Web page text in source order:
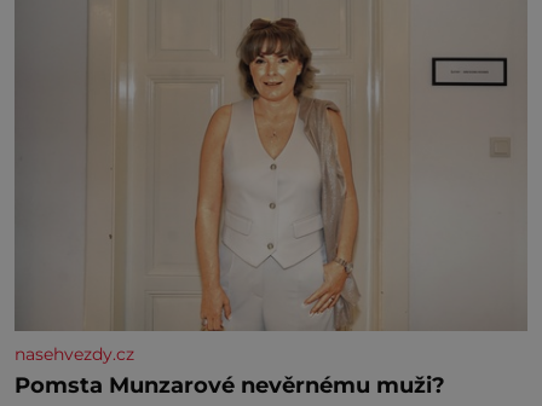
nasehvezdy.cz
Pomsta Munzarové nevěrnému muži?